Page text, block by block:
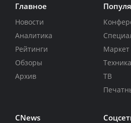
Главное
Новости
Аналитика
Рейтинги
Обзоры
Архив
Маркет
Техника
ТВ
CNews